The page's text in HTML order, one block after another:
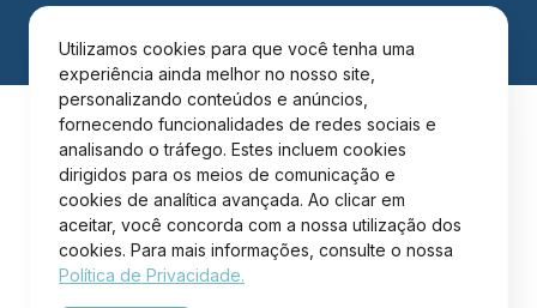
Utilizamos cookies para que você tenha uma
experiência ainda melhor no nosso site,
personalizando conteúdos e anúncios,
fornecendo funcionalidades de redes sociais e
analisando o tráfego. Estes incluem cookies
dirigidos para os meios de comunicação e
cookies de analítica avançada. Ao clicar em
aceitar, você concorda com a nossa utilização dos
cookies. Para mais informações, consulte o nossa
Política de Privacidade.